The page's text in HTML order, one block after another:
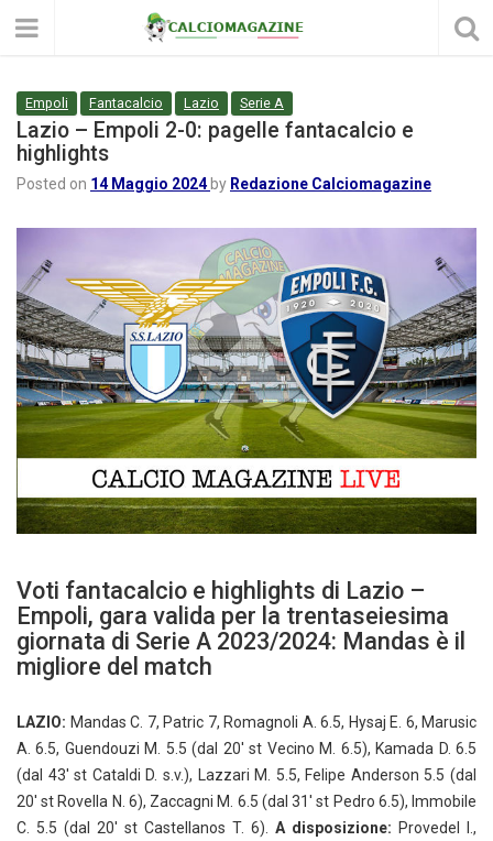
Empoli Fantacalcio Lazio Serie A
Lazio – Empoli 2-0: pagelle fantacalcio e
highlights
Posted on 14 Maggio 2024 by Redazione Calciomagazine
Voti fantacalcio e highlights di Lazio –
Empoli, gara valida per la trentaseiesima
giornata di Serie A 2023/2024: Mandas è il
migliore del match
LAZIO: Mandas C. 7, Patric 7, Romagnoli A. 6.5, Hysaj E. 6, Marusic
A. 6.5, Guendouzi M. 5.5 (dal 20′ st Vecino M. 6.5), Kamada D. 6.5
(dal 43′ st Cataldi D. s.v.), Lazzari M. 5.5, Felipe Anderson 5.5 (dal
20′ st Rovella N. 6), Zaccagni M. 6.5 (dal 31′ st Pedro 6.5), Immobile
C. 5.5 (dal 20′ st Castellanos T. 6). A disposizione: Provedel I.,